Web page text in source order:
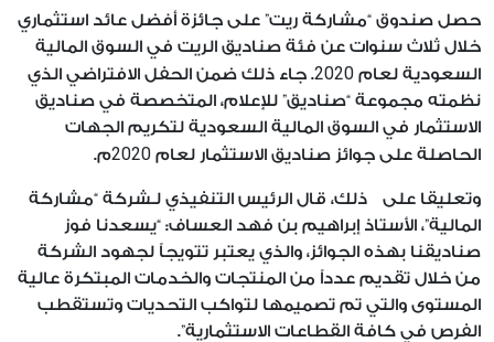
حصل صندوق “مشاركة ريت” على جائزة أفضل عائد استثماري
خلال ثلاث سنوات عن فئة صناديق الريت في السوق المالية
السعودية لعام 2020. جاء ذلك ضمن الحفل الافتراضي الذي
نظمته مجموعة “صناديق” للإعلام، المتخصصة في صناديق
الاستثمار في السوق المالية السعودية لتكريم الجهات
الحاصلة على جوائز صناديق الاستثمار لعام 2020م.
وتعليقا على ذلك، قال الرئيس التنفيذي لـشركة “مشاركة
المالية”، الأستاذ إبراهيم بن فهد العساف: “يسعدنا فوز
صناديقنا بهذه الجوائز، والذي يعتبر تتويجاً لجهود الشركة
من خلال تقديم عدداً من المنتجات والخدمات المبتكرة عالية
المستوى والتي تم تصميمها لتواكب التحديات وتستقطب
الفرص في كافة القطاعات الاستثمارية”.